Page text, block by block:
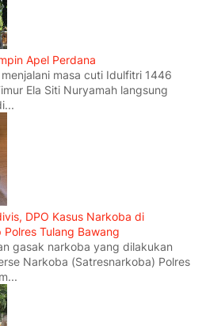
Apel Perdana
masa cuti Idulfitri 1446
Ela Siti Nuryamah langsung
DPO Kasus Narkoba di
Tulang Bawang
gasak narkoba yang dilakukan
Narkoba (Satresnarkoba) Polres